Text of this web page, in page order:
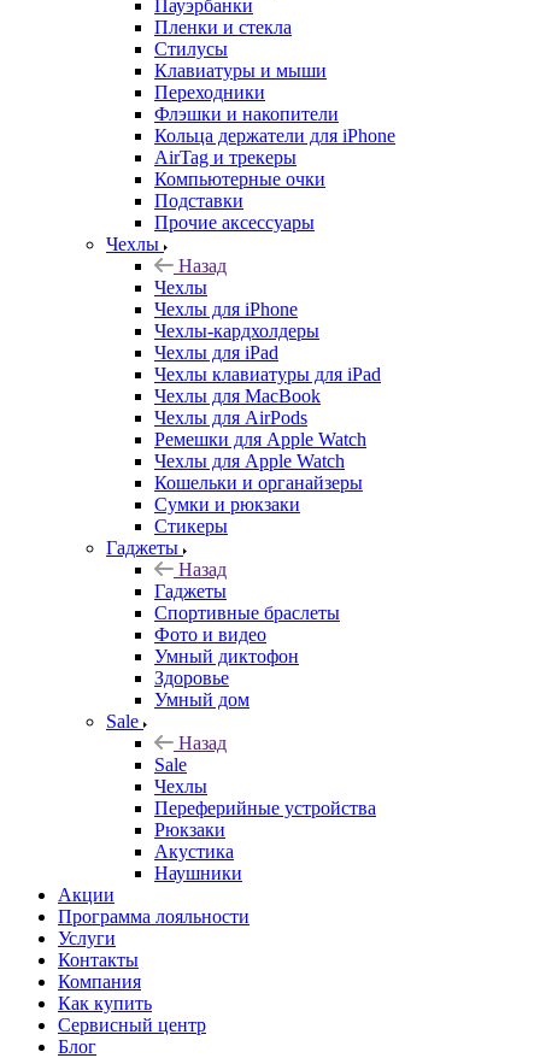
Пауэрбанки
Пленки и стекла
Стилусы
Клавиатуры и мыши
Переходники
Флэшки и накопители
Кольца держатели для iPhone
AirTag и трекеры
Компьютерные очки
Подставки
Прочие аксессуары
Чехлы
Назад
Чехлы
Чехлы для iPhone
Чехлы-кардхолдеры
Чехлы для iPad
Чехлы клавиатуры для iPad
Чехлы для MacBook
Чехлы для AirPods
Ремешки для Apple Watch
Чехлы для Apple Watch
Кошельки и органайзеры
Сумки и рюкзаки
Стикеры
Гаджеты
Назад
Гаджеты
Спортивные браслеты
Фото и видео
Умный диктофон
Здоровье
Умный дом
Sale
Назад
Sale
Чехлы
Переферийные устройства
Рюкзаки
Акустика
Наушники
Акции
Программа лояльности
Услуги
Контакты
Компания
Как купить
Сервисный центр
Блог